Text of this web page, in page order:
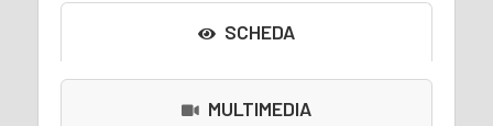
SCHEDA
MULTIMEDIA